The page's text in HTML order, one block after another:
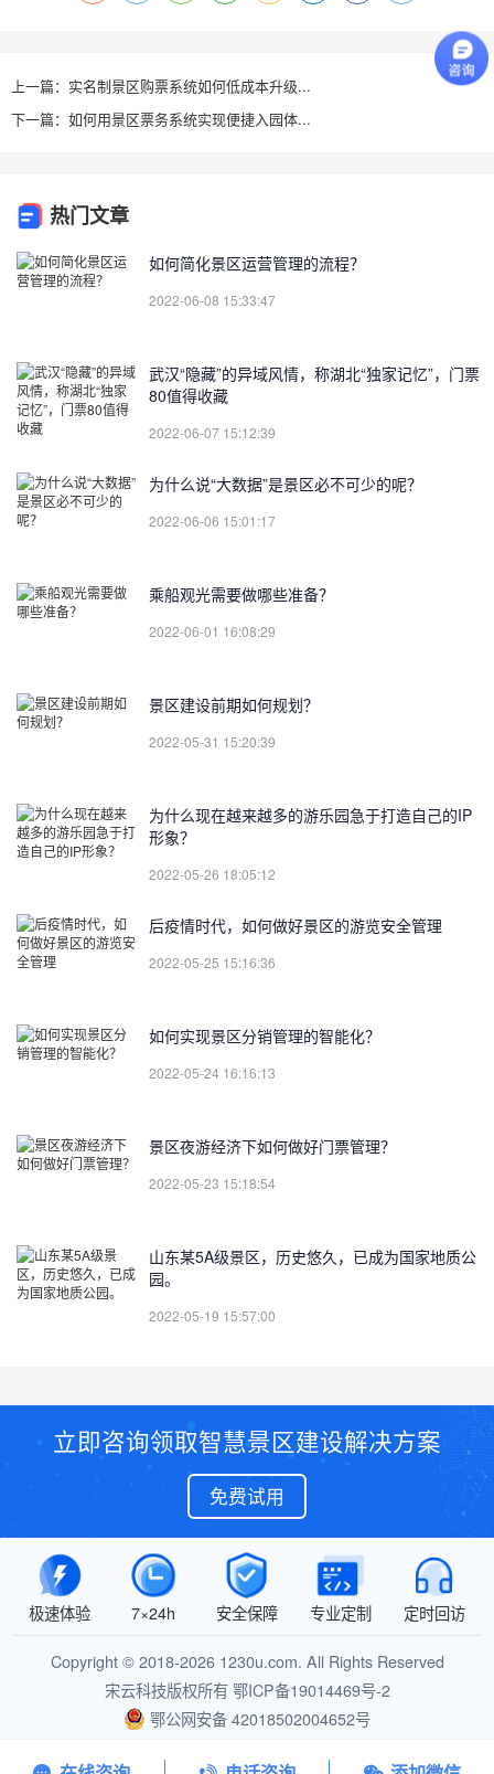
上一篇：实名制景区购票系统如何低成本升级...
下一篇：如何用景区票务系统实现便捷入园体...
热门文章
如何简化景区运营管理的流程？
2022-06-08 15:33:47
武汉“隐藏”的异域风情，称湖北“独家记忆”，门票
80值得收藏
2022-06-07 15:12:39
为什么说“大数据”是景区必不可少的呢？
2022-06-06 15:01:17
乘船观光需要做哪些准备？
2022-06-01 16:08:29
景区建设前期如何规划？
2022-05-31 15:20:39
为什么现在越来越多的游乐园急于打造自己的IP
形象？
2022-05-26 18:05:12
后疫情时代，如何做好景区的游览安全管理
2022-05-25 15:16:36
如何实现景区分销管理的智能化？
2022-05-24 16:16:13
景区夜游经济下如何做好门票管理？
2022-05-23 15:18:54
山东某5A级景区，历史悠久，已成为国家地质公
园。
2022-05-19 15:57:00
立即咨询领取智慧景区建设解决方案
免费试用
极速体验 7×24h 安全保障 专业定制 定时回访
Copyright © 2018-2026 1230u.com. All Rights Reserved
宋云科技版权所有 鄂ICP备19014469号-2
鄂公网安备 42018502004652号